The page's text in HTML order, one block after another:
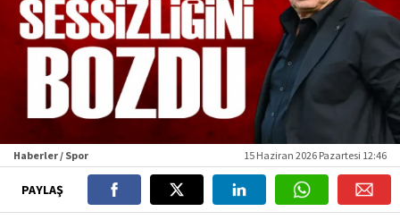
Haberler / Spor 15 Haziran 2026 Pazartesi 12:46
PAYLAŞ